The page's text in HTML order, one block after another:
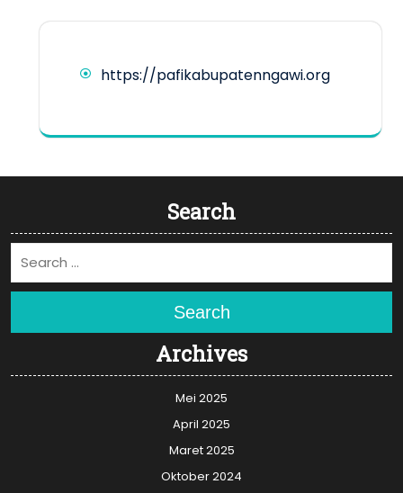
https://pafikabupatenngawi.org
Search
Search
Archives
Mei 2025
April 2025
Maret 2025
Oktober 2024